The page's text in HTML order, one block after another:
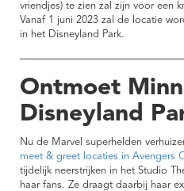
vriendjes) te zien zal zijn voor een
Vanaf 1 juni 2023 zal de locatie
in het Disneyland Park.
Ontmoet
Disneyland
Nu de Marvel superhelden
meet & greet locaties in Avengers
tijdelijk neerstrijken in het Studio
haar fans. Ze draagt daarbij haar